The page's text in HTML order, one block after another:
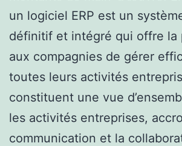
un logiciel ERP est un
définitif et intégré qui offre la
aux compagnies de gérer
toutes leurs activités
constituent une vue
les activités entreprises,
communication et la